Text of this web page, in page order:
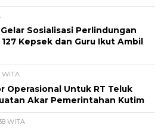
Sosialisasi Perlindungan
Kepsek dan Guru Ikut Ambil
WITA
Operasional Untuk RT Teluk
Akar Pemerintahan Kutim
WITA